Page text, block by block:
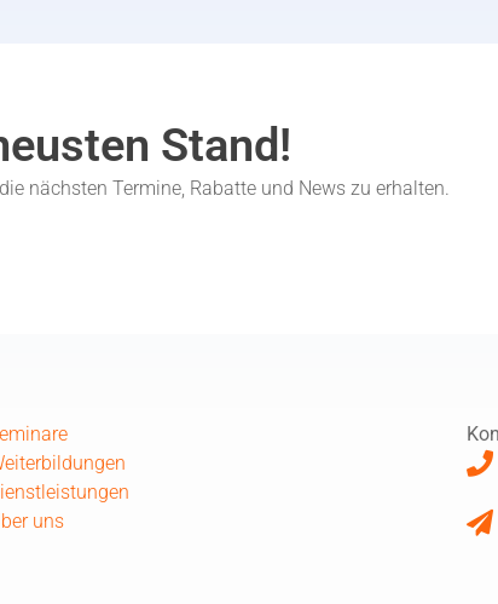
Stand!
nächsten Termine, Rabatte und News zu erhalten.
uns